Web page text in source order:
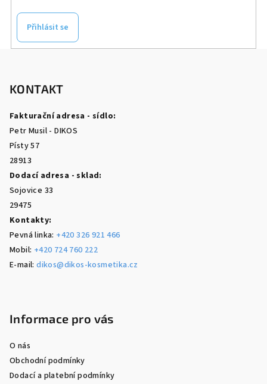
Přihlásit se
KONTAKT
Fakturační adresa - sídlo:
Petr Musil - DIKOS
Písty 57
28913
Dodací adresa - sklad:
Sojovice 33
29475
Kontakty:
Pevná linka: +420 326 921 466
Mobil: +420 724 760 222
E-mail:dikos@dikos-kosmetika.cz
Informace pro vás
O nás
Obchodní podmínky
Dodací a platební podmínky